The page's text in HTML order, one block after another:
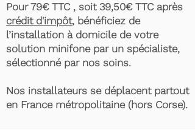
Pour 79€ TTC , soit 39,50€ TTC après
crédit d'impôt, bénéficiez de
l’installation à domicile de votre
solution minifone par un spécialiste,
sélectionné par nos soins.
Nos installateurs se déplacent partout
en France métropolitaine (hors Corse).